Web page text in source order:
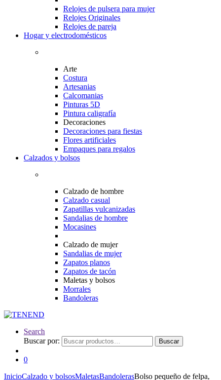
Relojes de pulsera para mujer
Relojes Originales
Relojes de pareja
Hogar y electrodomésticos
Arte
Costura
Artesanias
Calcomanias
Pinturas 5D
Pintura caligrafía
Decoraciones
Decoraciones para fiestas
Flores artificiales
Empaques para regalos
Calzados y bolsos
Calzado de hombre
Calzado casual
Zapatillas vulcanizadas
Sandalias de hombre
Mocasines
Calzado de mujer
Sandalias de mujer
Zapatos planos
Zapatos de tacón
Maletas y bolsos
Morrales
Bandoleras
Search
Buscar por:
Buscar
0
InicioCalzado y bolsosMaletasBandolerasBolso pequeño de felpa,